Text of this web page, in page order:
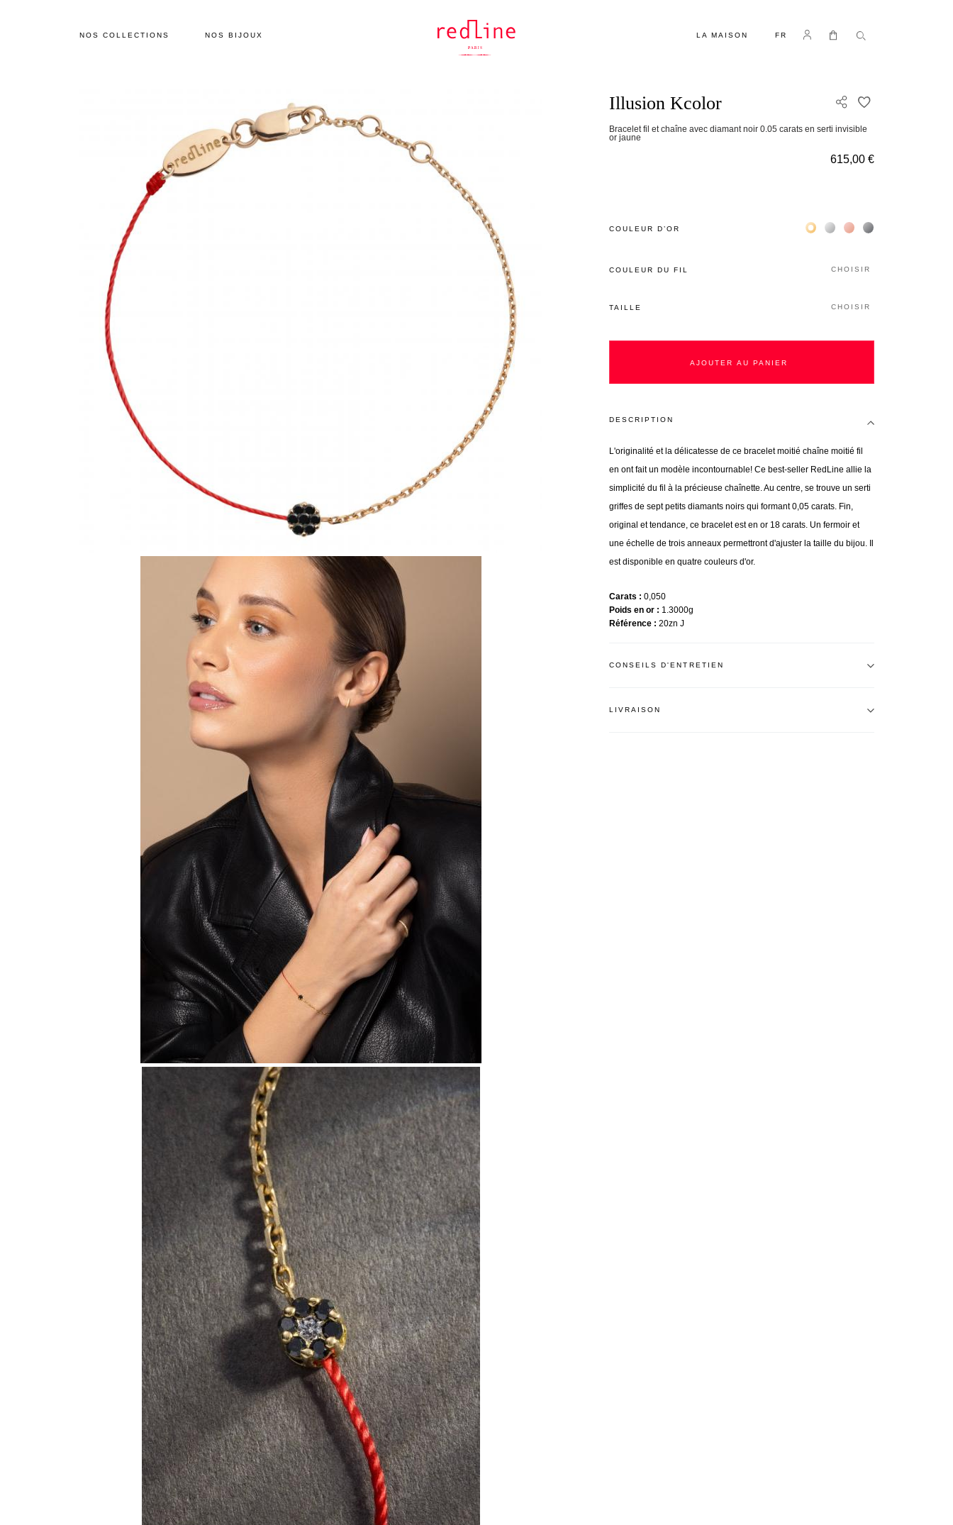
NOS COLLECTIONS NOS BIJOUX LA MAISON FR Se connecter
Mon panier
Illusion Kcolor
Bracelet fil et chaîne avec diamant noir 0.05 carats en serti invisible
or jaune
615,00 €
COULEUR D’OR Жёлтое золото 18К
Белое золото 18К
Розовое золото 18К
Чёрное золото 18К
COULEUR DU FIL CHOISIR
TAILLE CHOISIR
AJOUTER AU PANIER
DESCRIPTION
L'originalité et la délicatesse de ce bracelet moitié chaîne moitié fil
en ont fait un modèle incontournable! Ce best-seller RedLine allie la
simplicité du fil à la précieuse chaînette. Au centre, se trouve un serti
griffes de sept petits diamants noirs qui formant 0,05 carats. Fin,
original et tendance, ce bracelet est en or 18 carats. Un fermoir et
une échelle de trois anneaux permettront d'ajuster la taille du bijou. Il
est disponible en quatre couleurs d'or.
Carats
0,050
Poids en or
1.3000g
Référence
20zn J
CONSEILS D'ENTRETIEN
LIVRAISON